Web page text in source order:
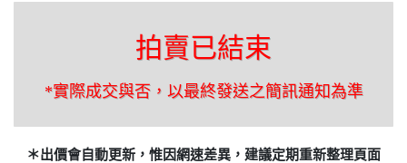
拍賣已結束
*實際成交與否，以最終發送之簡訊通知為準
＊出價會自動更新，惟因網速差異，建議定期重新整理頁面